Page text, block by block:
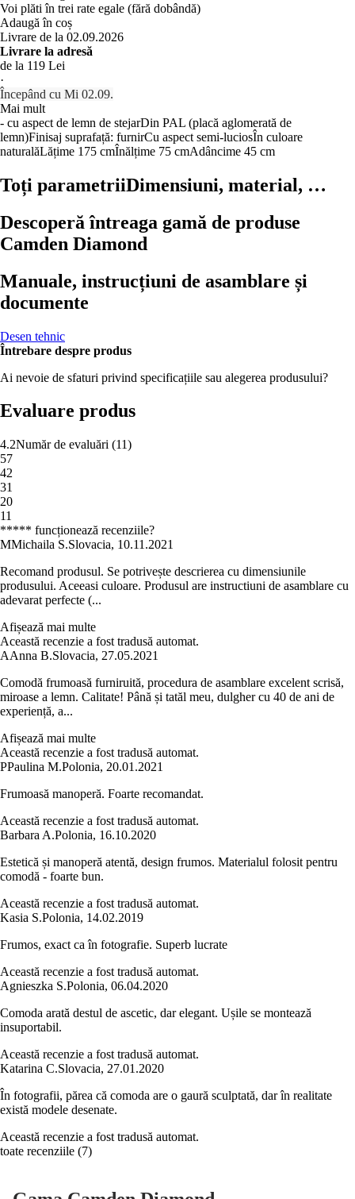
Voi plăti în trei rate egale (fără dobândă)
Adaugă în coș
Livrare de la 02.09.2026
Livrare la adresă
de la 119 Lei
·
Începând cu Mi 02.09.
Mai mult
- cu aspect de lemn de stejarDin PAL (placă aglomerată de
lemn)Finisaj suprafață: furnirCu aspect semi-luciosÎn culoare
naturalăLățime 175 cmÎnălțime 75 cmAdâncime 45 cm
Toți parametriiDimensiuni, material, …
Descoperă întreaga gamă de produse
Camden Diamond
Manuale, instrucțiuni de asamblare și
documente
Desen tehnic
Întrebare despre produs
Ai nevoie de sfaturi privind specificațiile sau alegerea produsului?
Evaluare produs
4.2Număr de evaluări (11)
57
42
31
20
11
***** funcționează recenziile?
MMichaila S.Slovacia, 10.11.2021
Recomand produsul. Se potrivește descrierea cu dimensiunile
produsului. Aceeasi culoare. Produsul are instructiuni de asamblare cu
adevarat perfecte (...
Afișează mai multe
Această recenzie a fost tradusă automat.
AAnna B.Slovacia, 27.05.2021
Comodă frumoasă furniruită, procedura de asamblare excelent scrisă,
miroase a lemn. Calitate! Până și tatăl meu, dulgher cu 40 de ani de
experiență, a...
Afișează mai multe
Această recenzie a fost tradusă automat.
PPaulina M.Polonia, 20.01.2021
Frumoasă manoperă. Foarte recomandat.
Această recenzie a fost tradusă automat.
Barbara A.Polonia, 16.10.2020
Estetică și manoperă atentă, design frumos. Materialul folosit pentru
comodă - foarte bun.
Această recenzie a fost tradusă automat.
Kasia S.Polonia, 14.02.2019
Frumos, exact ca în fotografie. Superb lucrate
Această recenzie a fost tradusă automat.
Agnieszka S.Polonia, 06.04.2020
Comoda arată destul de ascetic, dar elegant. Ușile se montează
insuportabil.
Această recenzie a fost tradusă automat.
Katarina C.Slovacia, 27.01.2020
În fotografii, părea că comoda are o gaură sculptată, dar în realitate
există modele desenate.
Această recenzie a fost tradusă automat.
toate recenziile (7)